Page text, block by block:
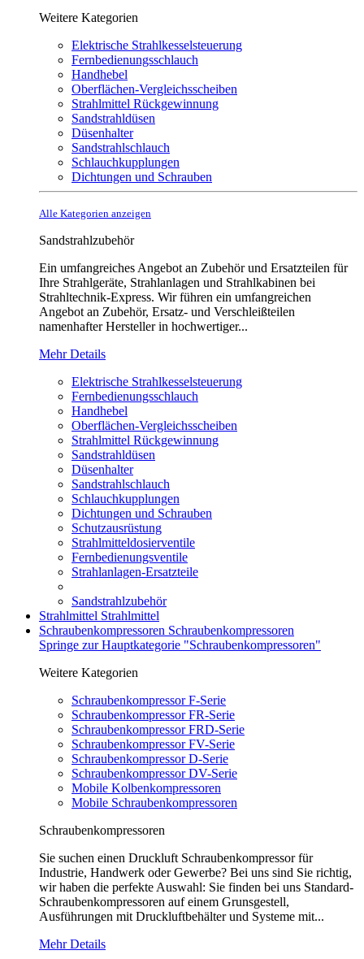
Weitere Kategorien
Elektrische Strahlkesselsteuerung
Fernbedienungsschlauch
Handhebel
Oberflächen-Vergleichsscheiben
Strahlmittel Rückgewinnung
Sandstrahldüsen
Düsenhalter
Sandstrahlschlauch
Schlauchkupplungen
Dichtungen und Schrauben
Alle Kategorien anzeigen
Sandstrahlzubehör
Ein umfangreiches Angebot an Zubehör und Ersatzteilen für
Ihre Strahlgeräte, Strahlanlagen und Strahlkabinen bei
Strahltechnik-Express. Wir führen ein umfangreichen
Angebot an Zubehör, Ersatz- und Verschleißteilen
namenhafter Hersteller in hochwertiger...
Mehr Details
Elektrische Strahlkesselsteuerung
Fernbedienungsschlauch
Handhebel
Oberflächen-Vergleichsscheiben
Strahlmittel Rückgewinnung
Sandstrahldüsen
Düsenhalter
Sandstrahlschlauch
Schlauchkupplungen
Dichtungen und Schrauben
Schutzausrüstung
Strahlmitteldosierventile
Fernbedienungsventile
Strahlanlagen-Ersatzteile
Sandstrahlzubehör
Strahlmittel Strahlmittel
Schraubenkompressoren Schraubenkompressoren
Springe zur Hauptkategorie "Schraubenkompressoren"
Weitere Kategorien
Schraubenkompressor F-Serie
Schraubenkompressor FR-Serie
Schraubenkompressor FRD-Serie
Schraubenkompressor FV-Serie
Schraubenkompressor D-Serie
Schraubenkompressor DV-Serie
Mobile Kolbenkompressoren
Mobile Schraubenkompressoren
Schraubenkompressoren
Sie suchen einen Druckluft Schraubenkompressor für
Industrie, Handwerk oder Gewerbe? Bei uns sind Sie richtig,
wir haben die perfekte Auswahl: Sie finden bei uns Standard-
Schraubenkompressoren auf einem Grunsgestell,
Ausführungen mit Druckluftbehälter und Systeme mit...
Mehr Details